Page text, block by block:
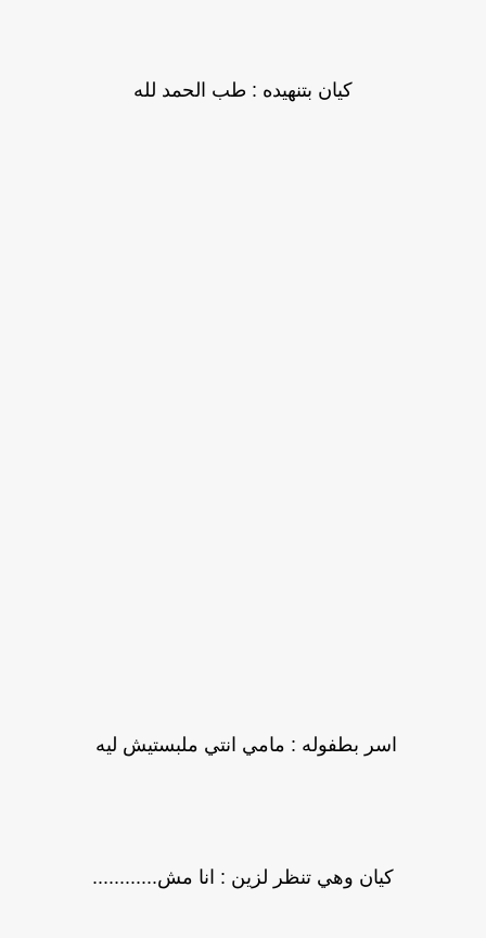
كيان بتنهيده : طب الحمد لله
اسر بطفوله : مامي انتي ملبستيش ليه
كيان وهي تنظر لزين : انا مش............